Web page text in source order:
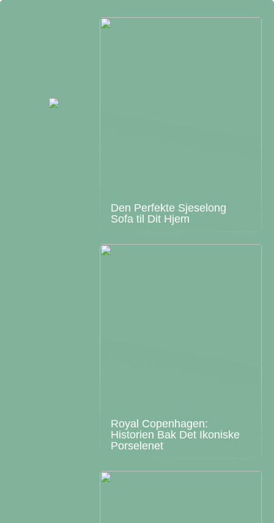
Den Perfekte Sjeselong
Sofa til Dit Hjem
Royal Copenhagen:
Historien Bak Det Ikoniske
Porselenet